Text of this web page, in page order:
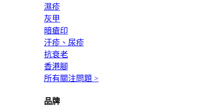
濕疹
灰甲
暗瘡印
汗疹、尿疹
抗衰老
香港腳
所有關注問題 >
品牌